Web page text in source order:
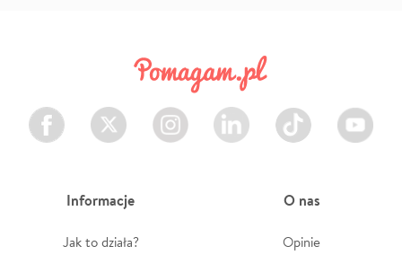
Facebook Twitter Instagram LinkedIn TikTok Youtube
Informacje
Jak to działa?
O nas
Opinie